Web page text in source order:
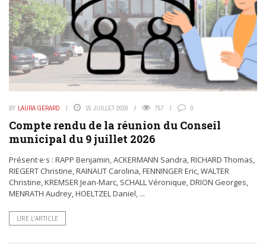
BY LAURA GERARD 15 JUILLET 2026 757 0
Compte rendu de la réunion du Conseil
municipal du 9 juillet 2026
Présent·e·s : RAPP Benjamin, ACKERMANN Sandra, RICHARD Thomas,
RIEGERT Christine, RAINAUT Carolina, FENNINGER Eric, WALTER
Christine, KREMSER Jean-Marc, SCHALL Véronique, DRION Georges,
MENRATH Audrey, HOELTZEL Daniel, ...
LIRE L’ARTICLE